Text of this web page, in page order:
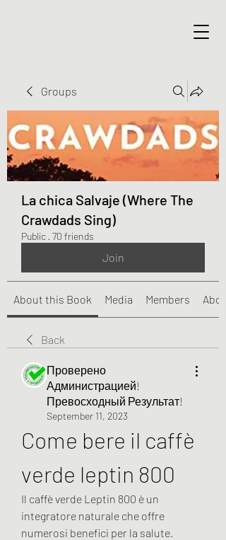
Groups
La chica Salvaje (Where The
Crawdads Sing)
Public · 70 friends
Join
About this Book Media Members About
Back
Проверено
Администрацией!
Превосходный Результат!
September 11, 2023
Come bere il caffè
verde leptin 800
Il caffè verde Leptin 800 è un
integratore naturale che offre
numerosi benefici per la salute.